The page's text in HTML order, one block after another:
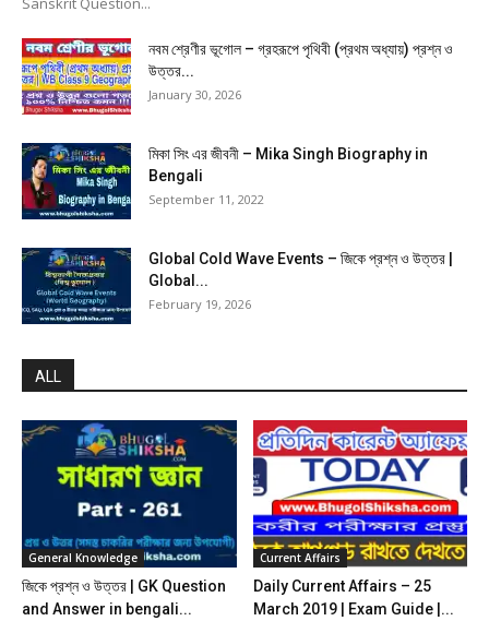
নবম শ্রেণীর ভূগোল – গ্রহরূপে পৃথিবী (প্রথম অধ্যায়) প্রশ্ন ও
উত্তর...
January 30, 2026
মিকা সিং এর জীবনী – Mika Singh Biography in
Bengali
September 11, 2022
Global Cold Wave Events – জিকে প্রশ্ন ও উত্তর |
Global...
February 19, 2026
ALL
General Knowledge
জিকে প্রশ্ন ও উত্তর | GK Question
and Answer in bengali...
Current Affairs
Daily Current Affairs – 25
March 2019 | Exam Guide |...